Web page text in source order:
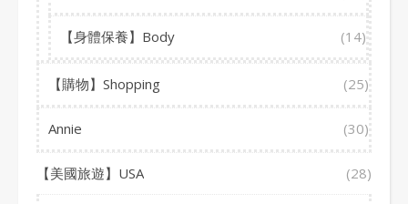
【身體保養】Body (14)
【購物】Shopping (25)
Annie (30)
【美國旅遊】USA (28)